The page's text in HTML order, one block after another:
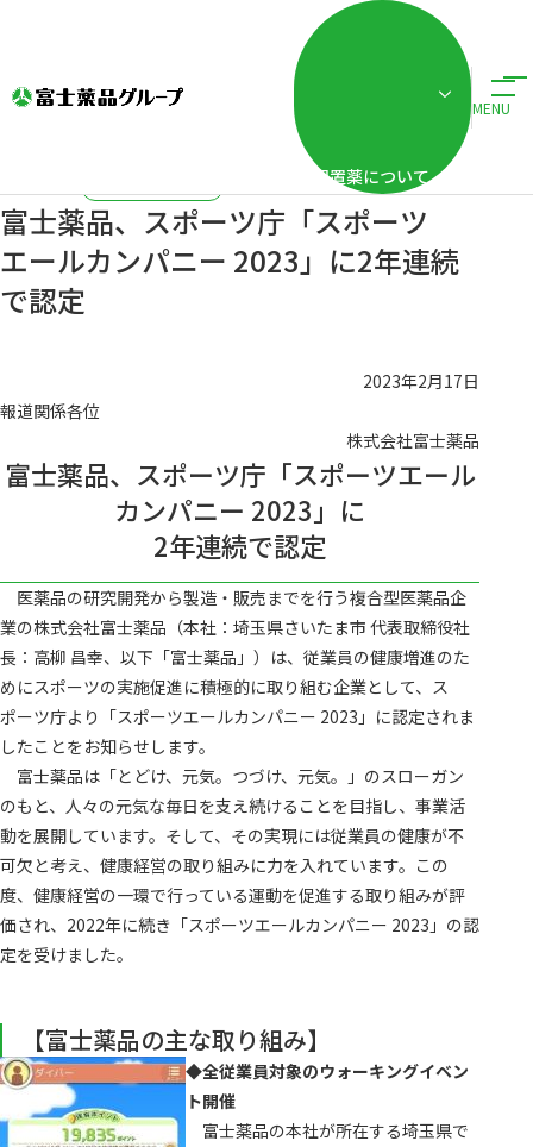
配置薬について
MENU
ホーム ニュースリリース 富士薬品、スポーツ庁「スポーツエールカンパニ
富士薬品、スポーツ庁「スポーツ
エールカンパニー 2023」に2年連続
で認定
2023年2月17日
報道関係各位
株式会社富士薬品
富士薬品、スポーツ庁「スポーツエール
カンパニー 2023」に
2年連続で認定
医薬品の研究開発から製造・販売までを行う複合型医薬品企
業の株式会社富士薬品（本社：埼玉県さいたま市 代表取締役社
長：高柳 昌幸、以下「富士薬品」）は、従業員の健康増進のた
めにスポーツの実施促進に積極的に取り組む企業として、ス
ポーツ庁より「スポーツエールカンパニー 2023」に認定されま
したことをお知らせします。
富士薬品は「とどけ、元気。つづけ、元気。」のスローガン
のもと、人々の元気な毎日を支え続けることを目指し、事業活
動を展開しています。そして、その実現には従業員の健康が不
可欠と考え、健康経営の取り組みに力を入れています。この
度、健康経営の一環で行っている運動を促進する取り組みが評
価され、2022年に続き「スポーツエールカンパニー 2023」の認
定を受けました。
【富士薬品の主な取り組み】
◆全従業員対象のウォーキングイベン
ト開催
富士薬品の本社が所在する埼玉県で